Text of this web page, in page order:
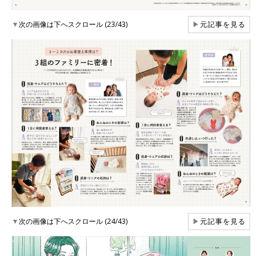
▼次の画像は下へスクロール (23/43) ▶元記事を見る
▼次の画像は下へスクロール (24/43) ▶元記事を見る